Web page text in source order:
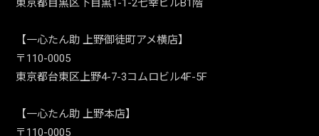
東京都目黒区下目黒1-1-2七幸ビルB1階
【一心たん助 上野御徒町アメ横店】
〒110-0005
東京都台東区上野4-7-3コムロビル4F-5F
【一心たん助 上野本店】
〒110-0005